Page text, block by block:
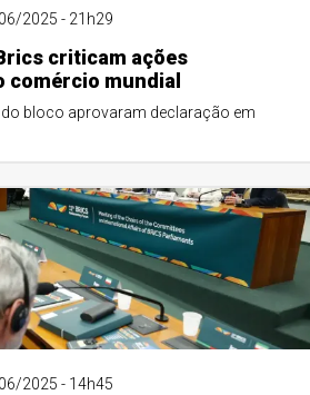
2025 - 21h29
criticam ações
mundial
do bloco aprovaram declaração em
2025 - 14h45